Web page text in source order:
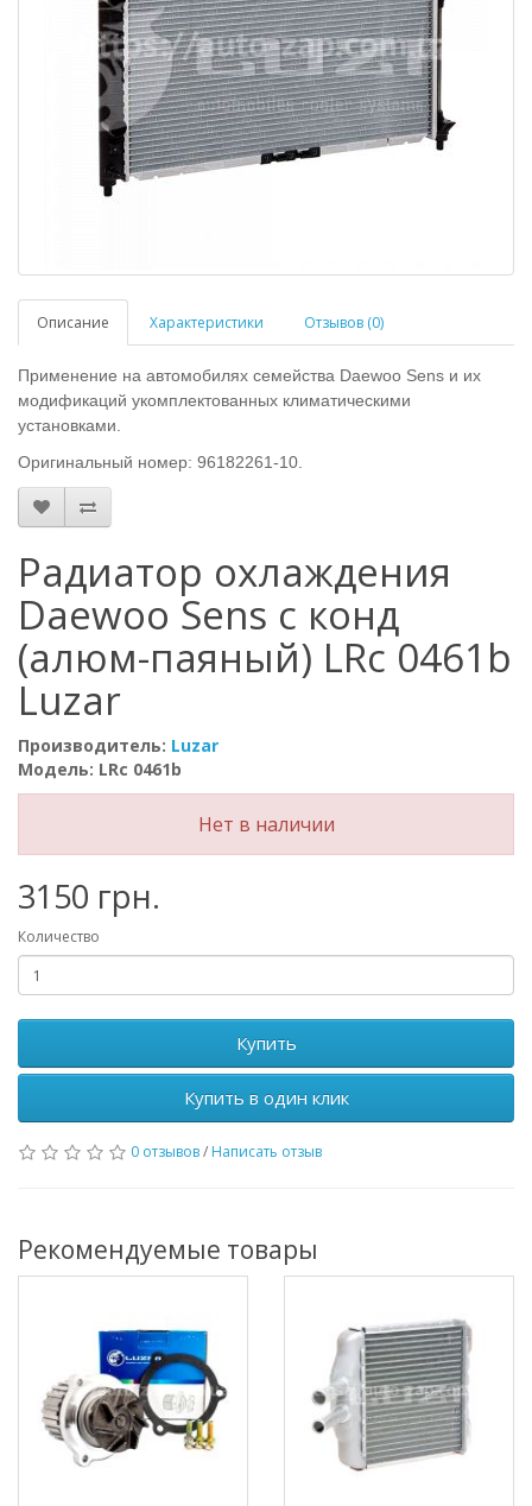
Описание Характеристики Отзывов (0)
Применение на автомобилях семейства Daewoo Sens и их
модификаций укомплектованных климатическими
установками.
Оригинальный номер: 96182261-10.
Радиатор охлаждения
Daewoo Sens с конд
(алюм-паяный) LRc 0461b
Luzar
Производитель: Luzar
Модель: LRc 0461b
Нет в наличии
3150 грн.
Количество
Купить
Купить в один клик
0 отзывов/ Написать отзыв
Рекомендуемые товары